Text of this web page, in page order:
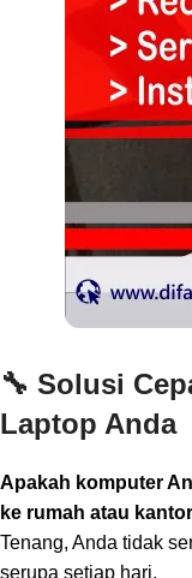
🔧 Solusi
Laptop Anda
Apakah komputer
ke rumah atau
Tenang, Anda tidak
serupa setiap hari.